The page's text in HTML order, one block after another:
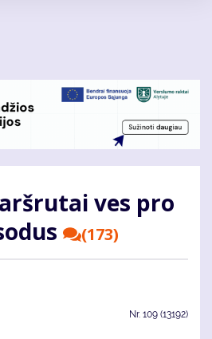
ves pro
(173)
Nr. 109 (13192)